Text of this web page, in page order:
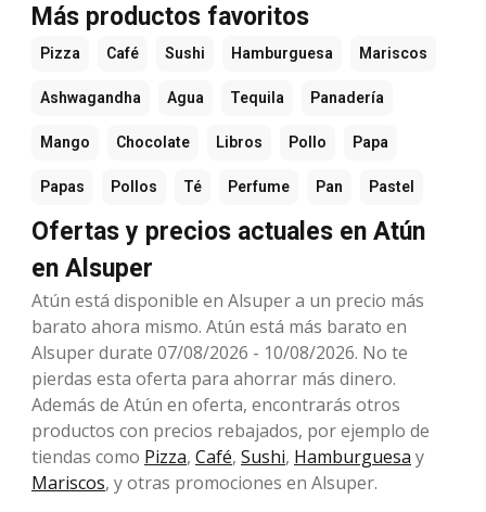
Más productos favoritos
Pizza Café Sushi Hamburguesa Mariscos
Ashwagandha Agua Tequila Panadería
Mango Chocolate Libros Pollo Papa
Papas Pollos Té Perfume Pan Pastel
Ofertas y precios actuales en Atún
en Alsuper
Atún está disponible en Alsuper a un precio más
barato ahora mismo. Atún está más barato en
Alsuper durate 07/08/2026 - 10/08/2026. No te
pierdas esta oferta para ahorrar más dinero.
Además de Atún en oferta, encontrarás otros
productos con precios rebajados, por ejemplo de
tiendas como Pizza, Café, Sushi, Hamburguesa y
Mariscos, y otras promociones en Alsuper.